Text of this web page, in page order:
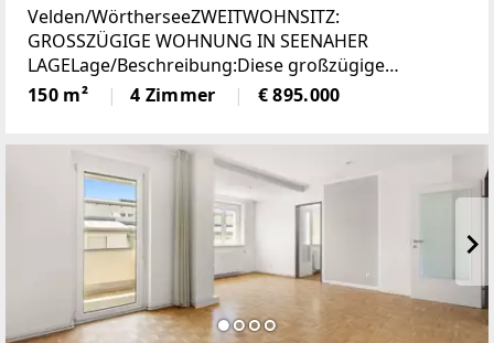
Velden/WörtherseeZWEITWOHNSITZ:
GROSSZÜGIGE WOHNUNG IN SEENAHER
LAGELage/Beschreibung:Diese großzügige
Wohnung vereint hohen Wohnkomfort mit einer
seltenen Zweitwohnsitzwidmung und traumhaftem
150 m² 4 Zimmer € 895.000